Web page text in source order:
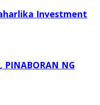
Investment
PINABORAN NG